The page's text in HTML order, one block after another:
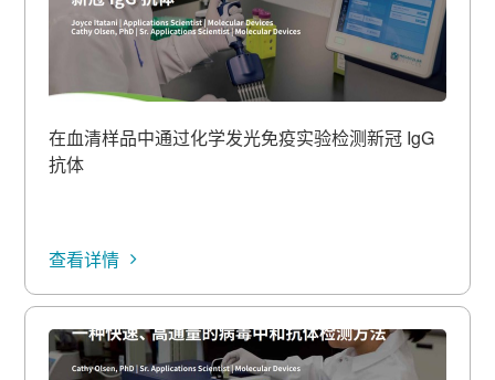
在血清样品中通过化学发光免疫实验检测新冠 IgG
抗体
查看详情